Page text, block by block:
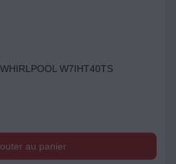
W7IHT40TS
au panier